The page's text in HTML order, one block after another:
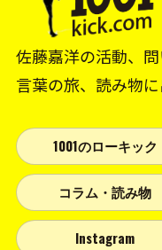
佐藤嘉洋の活動、
言葉の旅、読み物に
1001のローキック
コラム・読み物
Instagram